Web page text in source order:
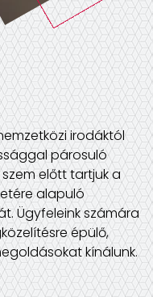
irodáktól
párosuló
előtt tartjuk a
alapuló
Ügyfeleink számára
épülő,
kínálunk.